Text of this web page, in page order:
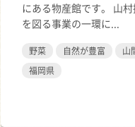
にある物産館です。 山
を図る事業の一環に...
野菜 自然が豊富 山
福岡県